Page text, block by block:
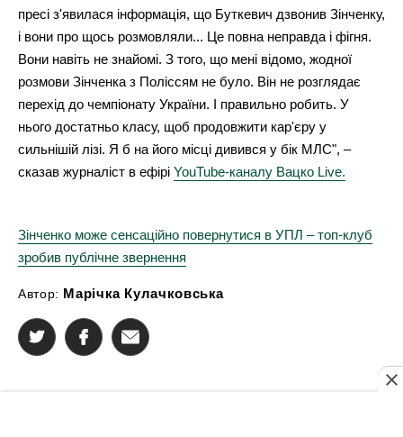
пресі з'явилася інформація, що Буткевич дзвонив Зінченку,
і вони про щось розмовляли... Це повна неправда і фігня.
Вони навіть не знайомі. З того, що мені відомо, жодної
розмови Зінченка з Поліссям не було. Він не розглядає
перехід до чемпіонату України. І правильно робить. У
нього достатньо класу, щоб продовжити кар'єру у
сильнішій лізі. Я б на його місці дивився у бік МЛС", –
сказав журналіст в ефірі YouTube-каналу Вацко Live.
Зінченко може сенсаційно повернутися в УПЛ – топ-клуб
зробив публічне звернення
Автор: Марічка Кулачковська